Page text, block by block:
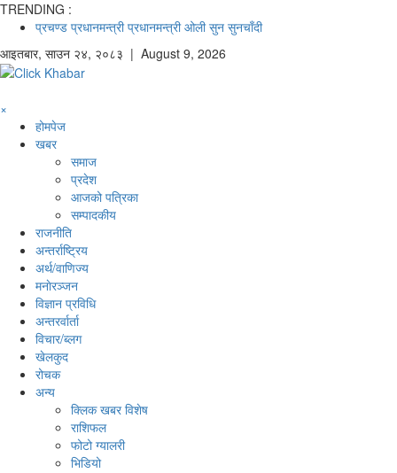
TRENDING :
प्रचण्ड प्रधानमन्त्री प्रधानमन्त्री ओली सुन सुनचाँदी
आइतबार, साउन २४, २०८३ | August 9, 2026
×
होमपेज
खबर
समाज
प्रदेश
आजको पत्रिका
सम्पादकीय
राजनीति
अन्तर्राष्ट्रिय
अर्थ/वाणिज्य
मनाेरञ्जन
विज्ञान प्रविधि
अन्तरर्वार्ता
विचार/ब्लग
खेलकुद
रोचक
अन्य
क्लिक खबर विशेष
राशिफल
फोटो ग्यालरी
भिडियो